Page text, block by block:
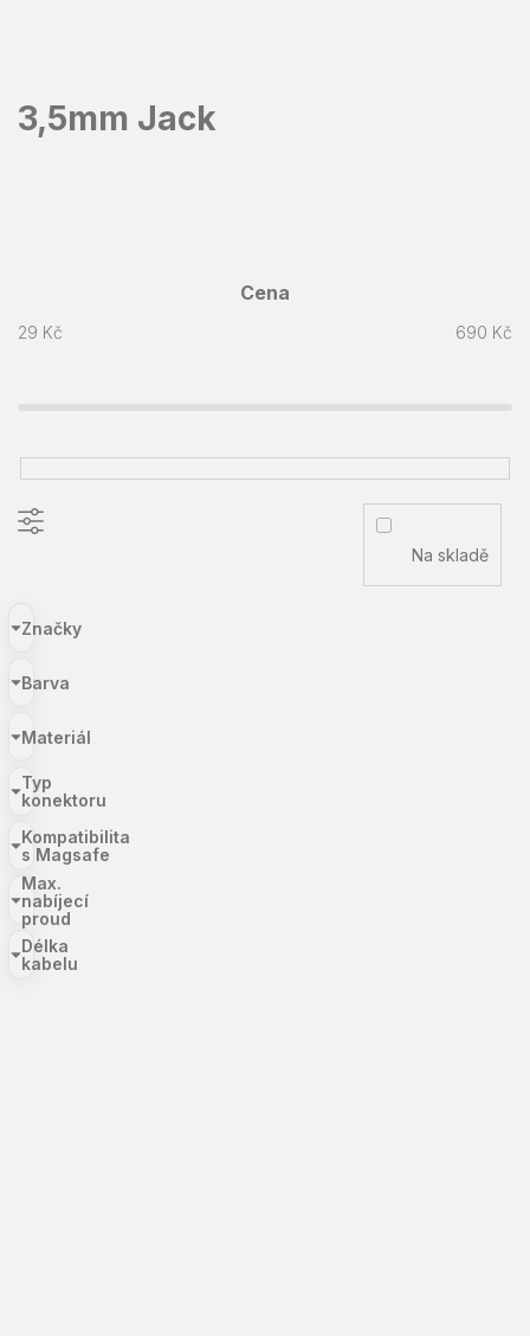
3,5mm Jack
Cena
29 Kč 690 Kč
Na skladě
Značky
Barva
Materiál
Typ
konektoru
Kompatibilita
s Magsafe
Max.
nabíjecí
proud
Délka
kabelu